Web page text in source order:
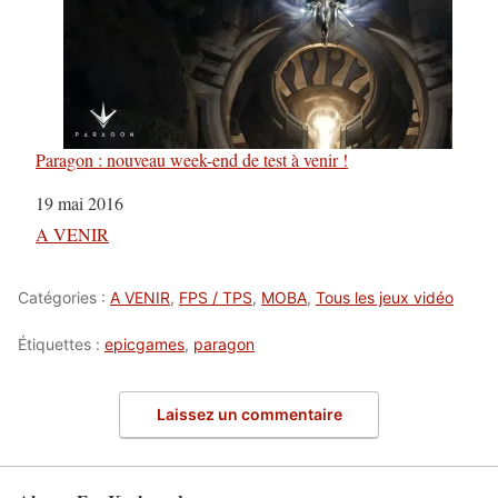
Paragon : nouveau week-end de test à venir !
Date
19 mai 2016
Par rapport à
A VENIR
Catégories : A VENIR, FPS / TPS, MOBA, Tous les jeux vidéo
Étiquettes : epicgames, paragon
Laissez un commentaire